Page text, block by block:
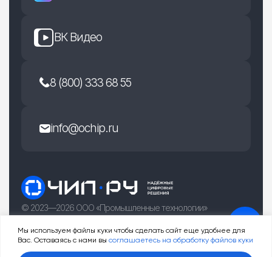
Мы используем файлы куки чтобы сделать сайт еще удобнее для
Вас. Оставаясь с нами вы соглашаетесь на обработку файлов куки
ВК Видео
8 (800) 333 68 55
info@ochip.ru
© 2023—2026 ООО «Промышленные технологии»